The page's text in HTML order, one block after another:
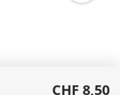
CHF 8,50